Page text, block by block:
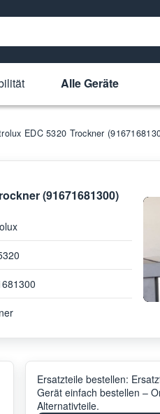
Alle Geräte
EDC 5320 Trockner
(91671681300)
Ersatzteile bestellen:
Gerät einfach bestellen –
Alternativteile.